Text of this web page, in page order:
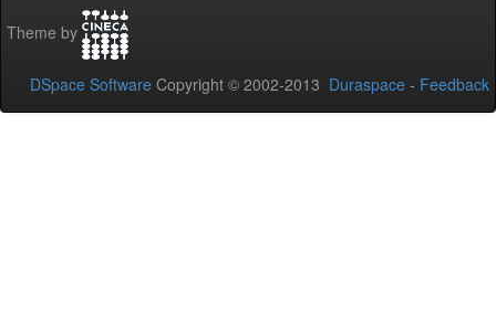
Theme by
DSpace Software Copyright © 2002-2013 Duraspace - Feedback